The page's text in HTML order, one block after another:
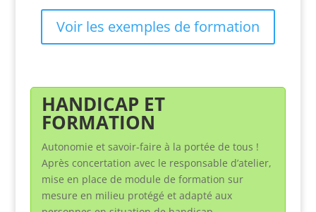
Voir les exemples de formation
HANDICAP ET
FORMATION
Autonomie et savoir-faire à la portée de tous !
Après concertation avec le responsable d’atelier,
mise en place de module de formation sur
mesure en milieu protégé et adapté aux